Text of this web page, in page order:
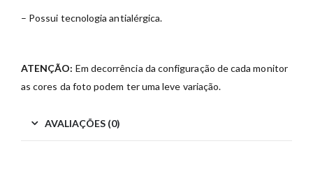
– Possui tecnologia antialérgica.
ATENÇÃO: Em decorrência da configuração de cada monitor
as cores da foto podem ter uma leve variação.
AVALIAÇÕES (0)